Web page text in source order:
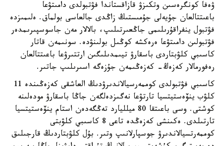
ۋەفا كونگرەسىن وتكىزۋ قازاقستاندا فۋتبولدى دامىتۋعا
باعىتتالعان جۇيەلى جۇمىستىڭ زاڭدى جالعاسى بولماق. ەلىمىزدە
فۋتبول ينفراقۇرىلىمى جاڭعىرتىلىپ، بالالار مەن جاسوسپىرىمدەر
فۋتبولىن دامىتۋعا ەرەكشە كوڭىل بولىنۋدە. سونىمەن قاتار
كاسىبي كلۋبتاردى باسقارۋ تيىمدىلىگىن ارتتىرۋعا باعىتتالعان
رەفورمالار كەزەڭ- كەزەڭىمەن جۇزەگە اسىرىلىپ جاتىر.
كاسىبي فۋتبولدى كوممەرسيالاندىرۋدىڭ العاشقى كەزەڭىندە 11
كلۋب ينۆەستيتسيا تارتۋعا نەگىزدەلگەن جاڭا باسقارۋ مودەلىنە
كوشتى. وسى باعىتقا 80 ميلليارد تەڭگەدەن استام ينۆەستيتسيا
تارتىلدى. ەكىنشى كەزەڭدە تاعى 8 كاسىبي كلۋبتى
كوممەرتسيالاندىرۋ جوسپارلانىپ وتىر. بۇل كلۋبتاردىڭ قارجىلىق